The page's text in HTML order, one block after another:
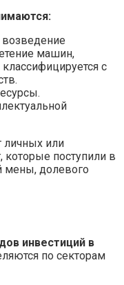
машин,
с
личных или
которые поступили в
мены, долевого
инвестиций в
по секторам